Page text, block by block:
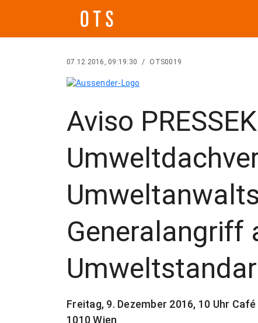
07.12.2016, 09:19:30 / OTS0019
Aviso
Generalangriff
Freitag, 9. Dezember 2016, 10 Uhr
1010 Wien